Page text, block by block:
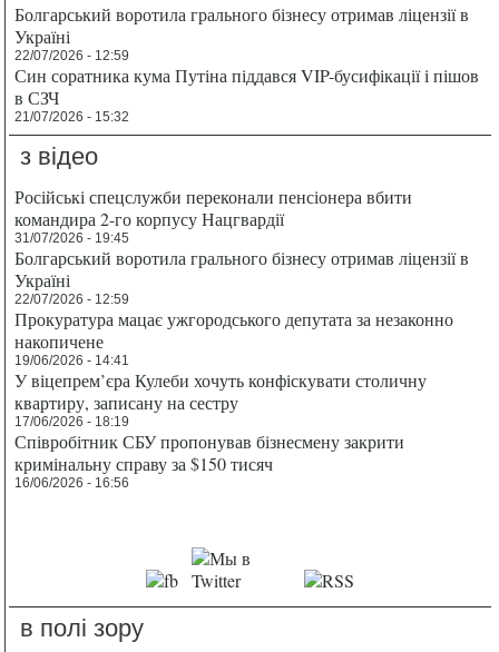
Болгарський воротила грального бізнесу отримав ліцензії в
Україні
22/07/2026 - 12:59
Син соратника кума Путіна піддався VIP-бусифікації і пішов
в СЗЧ
21/07/2026 - 15:32
з відео
Російські спецслужби переконали пенсіонера вбити
командира 2-го корпусу Нацгвардії
31/07/2026 - 19:45
Болгарський воротила грального бізнесу отримав ліцензії в
Україні
22/07/2026 - 12:59
Прокуратура мацає ужгородського депутата за незаконно
накопичене
19/06/2026 - 14:41
У віцепрем’єра Кулеби хочуть конфіскувати столичну
квартиру, записану на сестру
17/06/2026 - 18:19
Співробітник СБУ пропонував бізнесмену закрити
кримінальну справу за $150 тисяч
16/06/2026 - 16:56
в полі зору